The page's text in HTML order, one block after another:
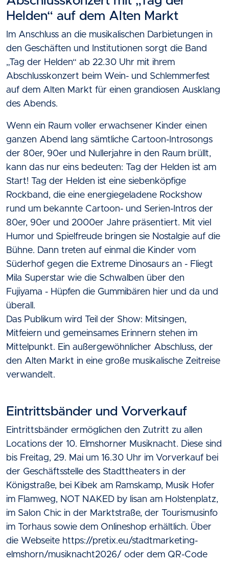
Helden“ auf dem Alten Markt
Im Anschluss an die musikalischen Darbietungen in
den Geschäften und Institutionen sorgt die Band
„Tag der Helden“ ab 22.30 Uhr mit ihrem
Abschlusskonzert beim Wein- und Schlemmerfest
auf dem Alten Markt für einen grandiosen Ausklang
des Abends.
Wenn ein Raum voller erwachsener Kinder einen
ganzen Abend lang sämtliche Cartoon-Introsongs
der 80er, 90er und Nullerjahre in den Raum brüllt,
kann das nur eins bedeuten: Tag der Helden ist am
Start! Tag der Helden ist eine siebenköpfige
Rockband, die eine energiegeladene Rockshow
rund um bekannte Cartoon- und Serien-Intros der
80er, 90er und 2000er Jahre präsentiert. Mit viel
Humor und Spielfreude bringen sie Nostalgie auf die
Bühne. Dann treten auf einmal die Kinder vom
Süderhof gegen die Extreme Dinosaurs an - Fliegt
Mila Superstar wie die Schwalben über den
Fujiyama - Hüpfen die Gummibären hier und da und
überall.
Das Publikum wird Teil der Show: Mitsingen,
Mitfeiern und gemeinsames Erinnern stehen im
Mittelpunkt. Ein außergewöhnlicher Abschluss, der
den Alten Markt in eine große musikalische Zeitreise
verwandelt.
Eintrittsbänder und Vorverkauf
Eintrittsbänder ermöglichen den Zutritt zu allen
Locations der 10. Elmshorner Musiknacht. Diese sind
bis Freitag, 29. Mai um 16.30 Uhr im Vorverkauf bei
der Geschäftsstelle des Stadttheaters in der
Königstraße, bei Kibek am Ramskamp, Musik Hofer
im Flamweg, NOT NAKED by lisan am Holstenplatz,
im Salon Chic in der Marktstraße, der Tourismusinfo
im Torhaus sowie dem Onlineshop erhältlich. Über
die Webseite https://pretix.eu/stadtmarketing-
elmshorn/musiknacht2026/ oder dem QR-Code